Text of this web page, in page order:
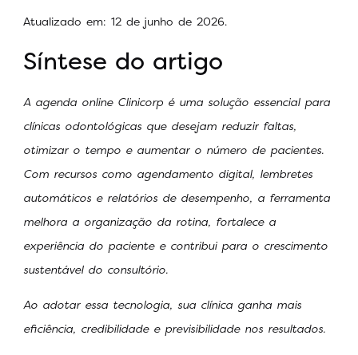
Atualizado em: 12 de junho de 2026.
Síntese do artigo
A agenda online Clinicorp é uma solução essencial para
clínicas odontológicas que desejam reduzir faltas,
otimizar o tempo e aumentar o número de pacientes.
Com recursos como agendamento digital, lembretes
automáticos e relatórios de desempenho, a ferramenta
melhora a organização da rotina, fortalece a
experiência do paciente e contribui para o crescimento
sustentável do consultório.
Ao adotar essa tecnologia, sua clínica ganha mais
eficiência, credibilidade e previsibilidade nos resultados.